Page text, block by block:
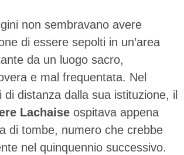
non sembravano avere
di essere sepolti in un’area
da un luogo sacro,
e mal frequentata. Nel
di distanza dalla sua istituzione, il
Lachaise ospitava appena
di tombe, numero che crebbe
nel quinquennio successivo.